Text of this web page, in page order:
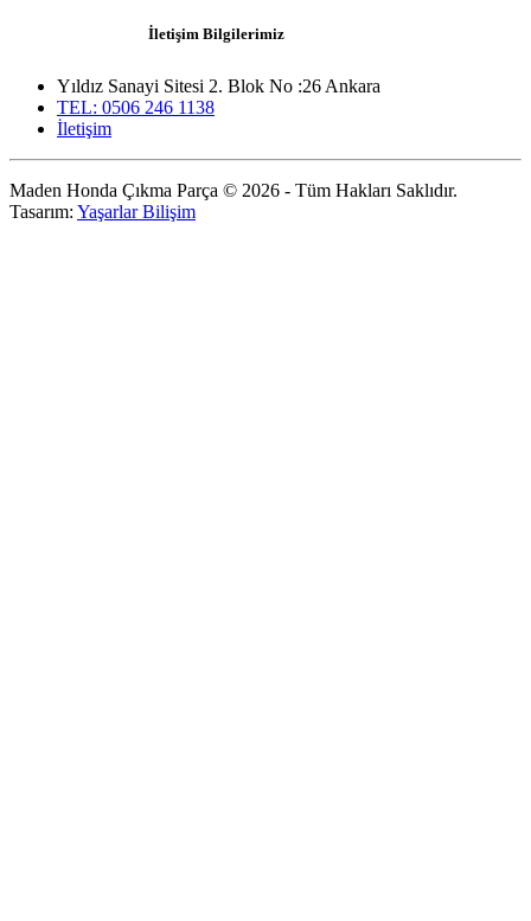
İletişim Bilgilerimiz
Yıldız Sanayi Sitesi 2. Blok No :26 Ankara
TEL: 0506 246 1138
İletişim
Maden Honda Çıkma Parça © 2026 - Tüm Hakları Saklıdır.
Tasarım: Yaşarlar Bilişim